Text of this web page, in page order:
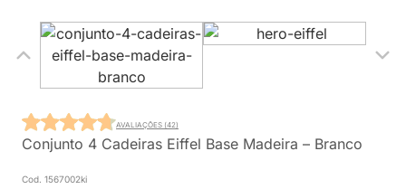
Conjunto 4 Cadeiras Eiffel Base Madeira – Branco
Cod. 1567002ki
AVALIAÇÕES (42)